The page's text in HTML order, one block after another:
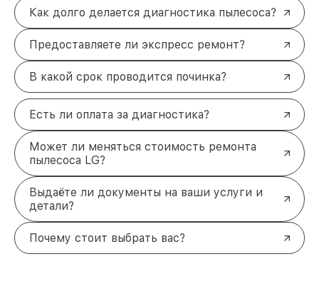
Как долго делается диагностика пылесоса?
Предоставляете ли экспресс ремонт?
В какой срок проводится починка?
Есть ли оплата за диагностика?
Может ли меняться стоимость ремонта
пылесоса LG?
Выдаёте ли документы на ваши услуги и
детали?
Почему стоит выбрать вас?